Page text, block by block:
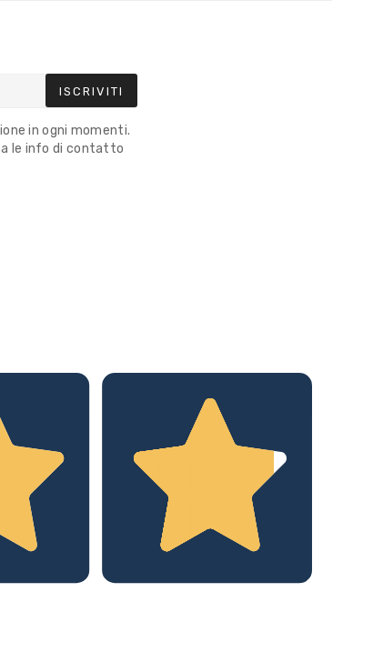
ISCRIVITI
in ogni momenti.
le info di contatto